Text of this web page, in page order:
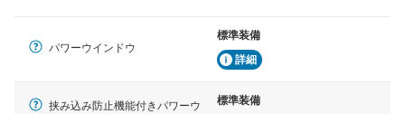
パワーウインドウ
標準装備
詳細
挟み込み防止機能付きパワーウ
標準装備